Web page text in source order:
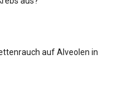
auf Alveolen in